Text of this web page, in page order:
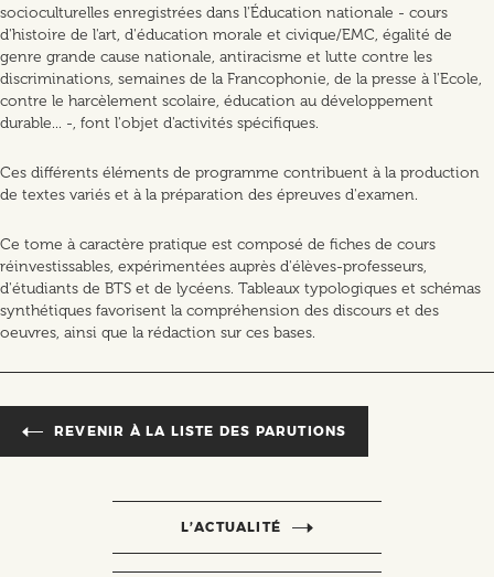
socioculturelles enregistrées dans l'Éducation nationale - cours
d'histoire de l'art, d'éducation morale et civique/EMC, égalité de
genre grande cause nationale, antiracisme et lutte contre les
discriminations, semaines de la Francophonie, de la presse à l'Ecole,
contre le harcèlement scolaire, éducation au développement
durable... -, font l'objet d'activités spécifiques.
Ces différents éléments de programme contribuent à la production
de textes variés et à la préparation des épreuves d'examen.
Ce tome à caractère pratique est composé de fiches de cours
réinvestissables, expérimentées auprès d'élèves-professeurs,
d'étudiants de BTS et de lycéens. Tableaux typologiques et schémas
synthétiques favorisent la compréhension des discours et des
oeuvres, ainsi que la rédaction sur ces bases.
REVENIR À LA LISTE DES PARUTIONS
L’ACTUALITÉ